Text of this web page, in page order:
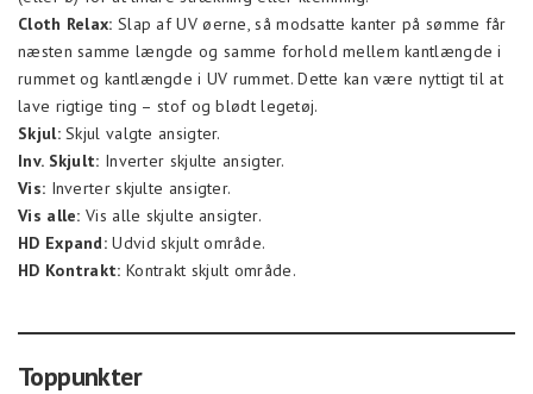
Cloth Relax: Slap af UV øerne, så modsatte kanter på sømme får
næsten samme længde og samme forhold mellem kantlængde i
rummet og kantlængde i UV rummet. Dette kan være nyttigt til at
lave rigtige ting – stof og blødt legetøj.
Skjul:Skjul valgte ansigter.
Inv. Skjult: Inverter skjulte ansigter.
Vis: Inverter skjulte ansigter.
Vis alle: Vis alle skjulte ansigter.
HD Expand: Udvid skjult område.
HD Kontrakt: Kontrakt skjult område.
Toppunkter